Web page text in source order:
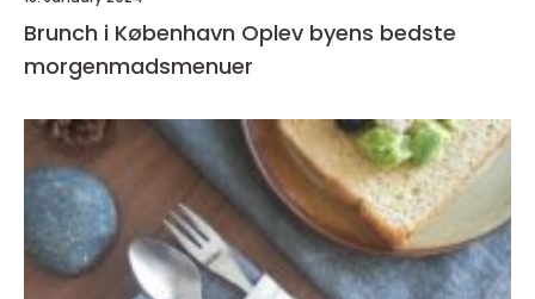
Brunch i København Oplev byens bedste
morgenmadsmenuer